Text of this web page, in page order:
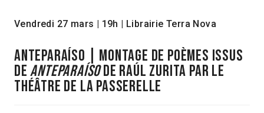
Vendredi 27 mars | 19h | Librairie Terra Nova
ANTEPARAÍSO | Montage de poèmes issus
deAnteparaísode Raúl Zurita par le
THÉÂTRE DE LA PASSERELLE